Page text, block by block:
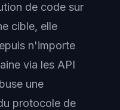
de code sur
cible, elle
n'importe
via les API
une
protocole de